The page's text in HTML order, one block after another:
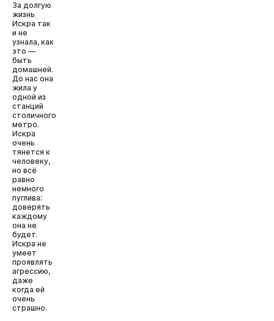
За долгую
жизнь
Искра так
и не
узнала, как
это —
быть
домашней.
До нас она
жила у
одной из
станций
столичного
метро.
Искра
очень
тянется к
человеку,
но всё
равно
немного
пуглива:
доверять
каждому
она не
будет.
Искра не
умеет
проявлять
агрессию,
даже
когда ей
очень
страшно.